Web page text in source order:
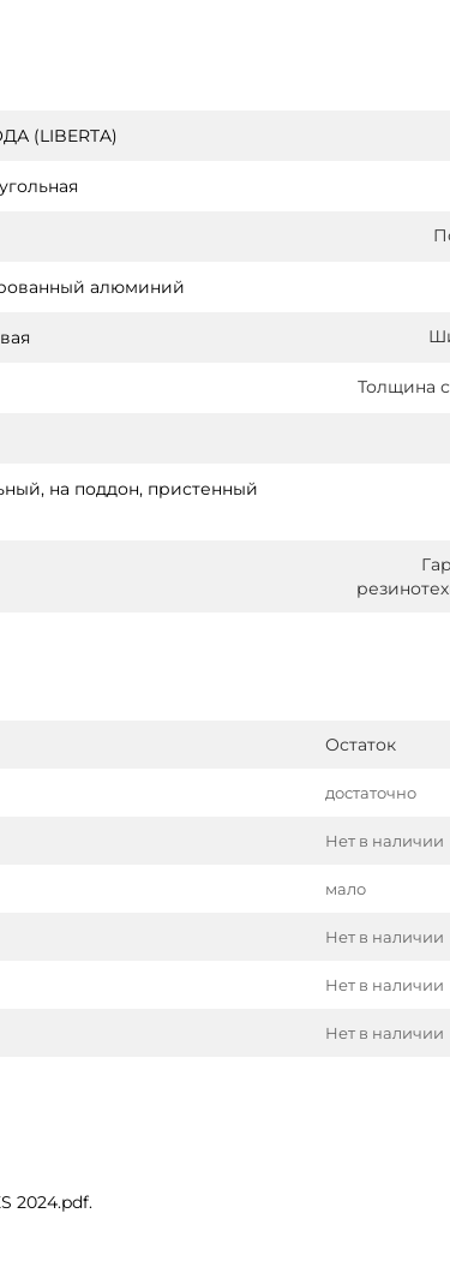
(LIBERTA)
алюминий
Толщина
на поддон, пристенный
Остаток
достаточно
Нет в наличии
мало
Нет в наличии
Нет в наличии
Нет в наличии
2024.pdf.